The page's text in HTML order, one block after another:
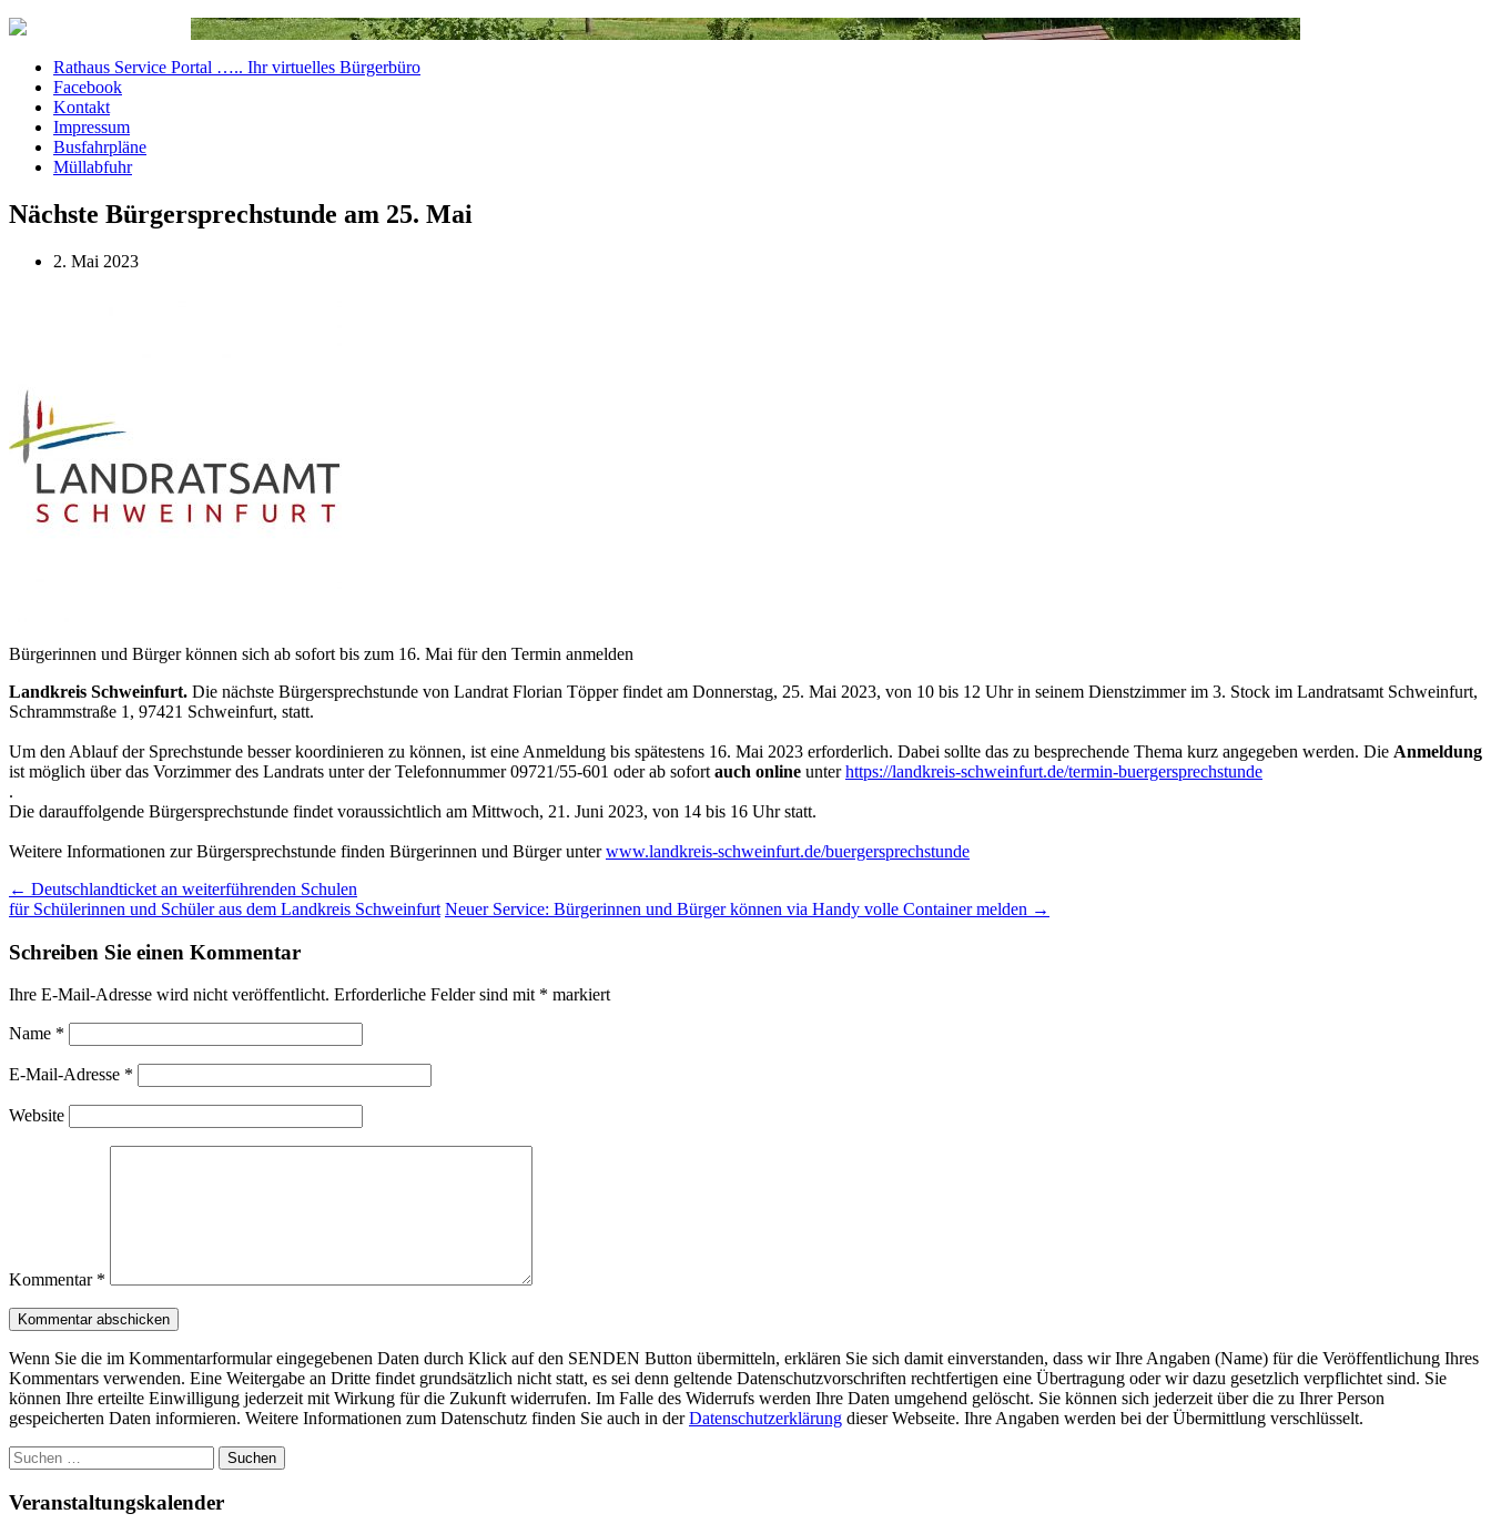
Rathaus Service Portal ….. Ihr virtuelles Bürgerbüro
Facebook
Kontakt
Impressum
Busfahrpläne
Müllabfuhr
Nächste Bürgersprechstunde am 25. Mai
2. Mai 2023
Bürgerinnen und Bürger können sich ab sofort bis zum 16. Mai für den Termin anmelden
Landkreis Schweinfurt. Die nächste Bürgersprechstunde von Landrat Florian Töpper findet am Donnerstag, 25. Mai 2023, von 10 bis 12 Uhr in seinem Dienstzimmer im 3. Stock im Landratsamt Schweinfurt,
Schrammstraße 1, 97421 Schweinfurt, statt.
Um den Ablauf der Sprechstunde besser koordinieren zu können, ist eine Anmeldung bis spätestens 16. Mai 2023 erforderlich. Dabei sollte das zu besprechende Thema kurz angegeben werden. Die Anmeldung
ist möglich über das Vorzimmer des Landrats unter der Telefonnummer 09721/55-601 oder ab sofort auch online unterhttps://landkreis-schweinfurt.de/termin-buergersprechstunde
.
Die darauffolgende Bürgersprechstunde findet voraussichtlich am Mittwoch, 21. Juni 2023, von 14 bis 16 Uhr statt.
Weitere Informationen zur Bürgersprechstunde finden Bürgerinnen und Bürger unterwww.landkreis-schweinfurt.de/buergersprechstunde
Post
navigation
← Deutschlandticket an weiterführenden Schulen
für Schülerinnen und Schüler aus dem Landkreis Schweinfurt Neuer Service: Bürgerinnen und Bürger können via Handy volle Container melden →
Schreiben Sie einen Kommentar
Ihre E-Mail-Adresse wird nicht veröffentlicht. Erforderliche Felder sind mit * markiert
Name *
E-Mail-Adresse *
Website
Kommentar *
Wenn Sie die im Kommentarformular eingegebenen Daten durch Klick auf den SENDEN Button übermitteln, erklären Sie sich damit einverstanden, dass wir Ihre Angaben (Name) für die Veröffentlichung Ihres
Kommentars verwenden. Eine Weitergabe an Dritte findet grundsätzlich nicht statt, es sei denn geltende Datenschutzvorschriften rechtfertigen eine Übertragung oder wir dazu gesetzlich verpflichtet sind. Sie
können Ihre erteilte Einwilligung jederzeit mit Wirkung für die Zukunft widerrufen. Im Falle des Widerrufs werden Ihre Daten umgehend gelöscht. Sie können sich jederzeit über die zu Ihrer Person
gespeicherten Daten informieren. Weitere Informationen zum Datenschutz finden Sie auch in derDatenschutzerklärung dieser Webseite. Ihre Angaben werden bei der Übermittlung verschlüsselt.
Suchen
nach:
Veranstaltungskalender